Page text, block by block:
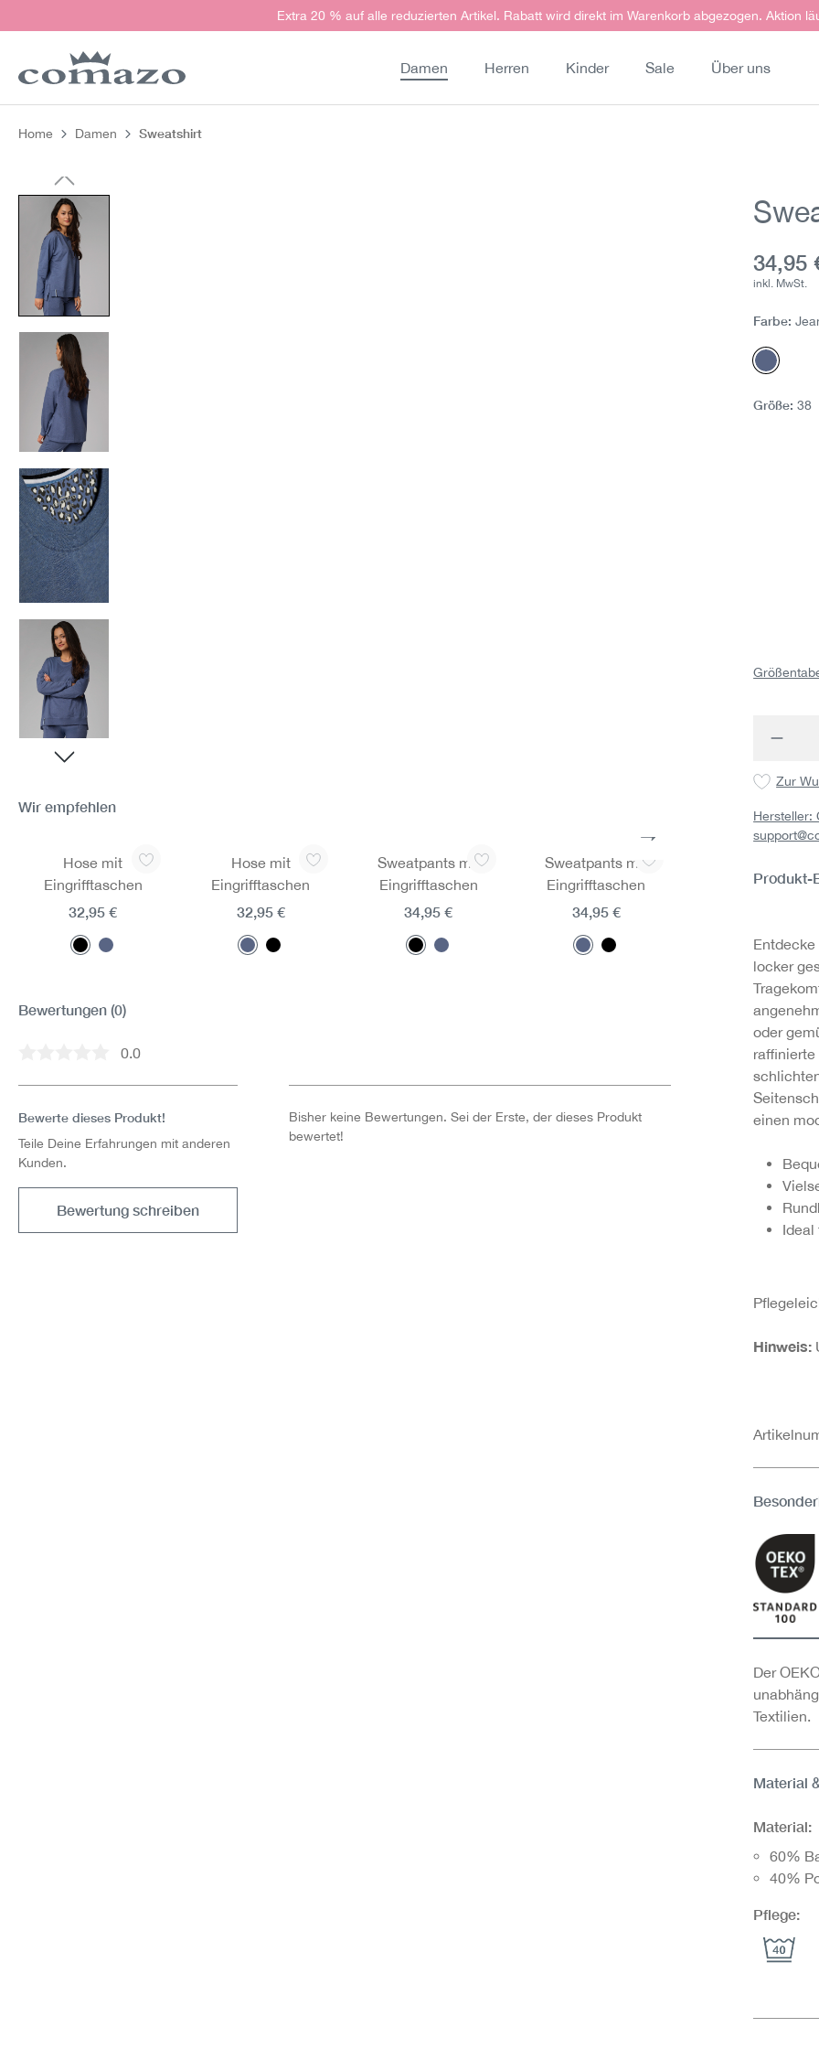
Zur Hauptnavigation springenExtra 20 % auf alle reduzierten Artikel. Rabatt wird direkt im Warenkorb abgezogen. Aktion
Damen Herren Kinder Sale Über uns
Home Damen Sweatshirt
Bildergalerie überspringen
34,95
inkl. MwSt.
Farbe:
Jeans
Größe:38
Zur
Hersteller:
Produkt-
locker
oder
einen
Ideal
Hinweis:
Der
Textilien.
Material
Material:
60%
40%
Pflege:
Wir empfehlen
Hose mit
Eingrifftaschen
32,95 €
Hose mit
Eingrifftaschen
32,95 €
Sweatpants mit
Eingrifftaschen
34,95 €
Sweatpants mit
Eingrifftaschen
34,95 €
Bewertungen (0)
Durchschnittliche Bewertung von 0 von 5 Sternen
0.0
Bewerte dieses Produkt!
Teile Deine Erfahrungen mit anderen
Kunden.
Bewertung schreiben
Bisher keine Bewertungen. Sei der Erste, der dieses Produkt
bewertet!